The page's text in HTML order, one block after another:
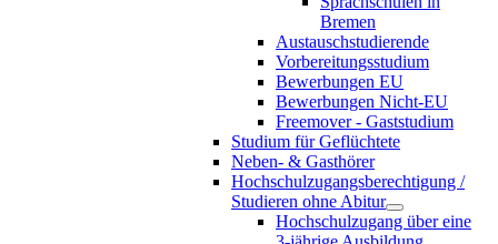
Bremen
Austauschstudierende
Vorbereitungsstudium
Bewerbungen EU
Bewerbungen Nicht-EU
Freemover - Gaststudium
Studium für Geflüchtete
Neben- & Gasthörer
Hochschulzugangsberechtigung /
Studieren ohne Abitur
Hochschulzugang über eine